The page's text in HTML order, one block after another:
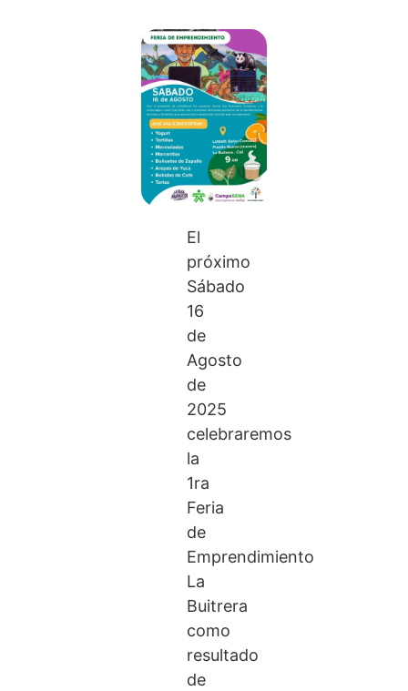
El
próximo
Sábado
16
de
Agosto
de
2025
celebraremos
la
1ra
Feria
de
Emprendimiento
La
Buitrera
como
resultado
de